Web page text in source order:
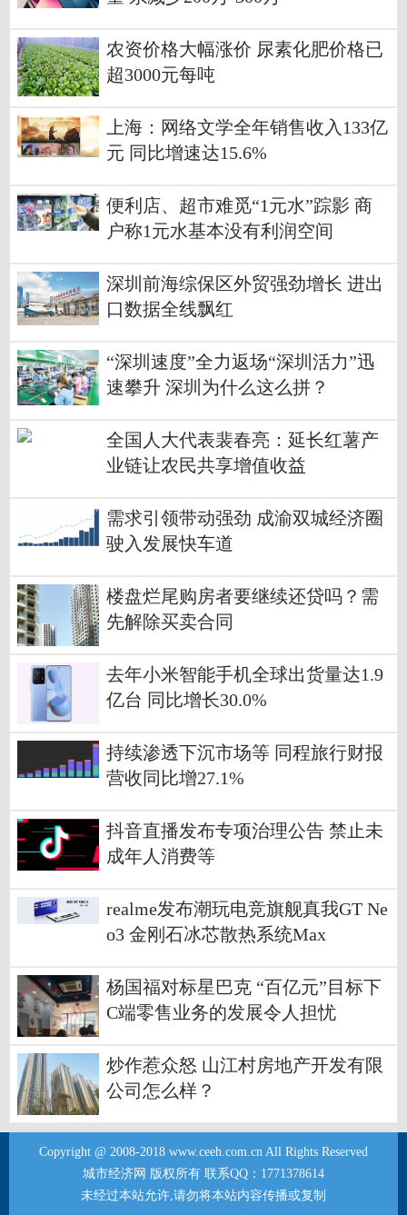
农资价格大幅涨价 尿素化肥价格已
超3000元每吨
上海：网络文学全年销售收入133亿
元 同比增速达15.6%
便利店、超市难觅“1元水”踪影 商
户称1元水基本没有利润空间
深圳前海综保区外贸强劲增长 进出
口数据全线飘红
“深圳速度”全力返场“深圳活力”迅
速攀升 深圳为什么这么拼？
全国人大代表裴春亮：延长红薯产
业链让农民共享增值收益
需求引领带动强劲 成渝双城经济圈
驶入发展快车道
楼盘烂尾购房者要继续还贷吗？需
先解除买卖合同
去年小米智能手机全球出货量达1.9
亿台 同比增长30.0%
持续渗透下沉市场等 同程旅行财报
营收同比增27.1%
抖音直播发布专项治理公告 禁止未
成年人消费等
realme发布潮玩电竞旗舰真我GT Ne
o3 金刚石冰芯散热系统Max
杨国福对标星巴克 “百亿元”目标下
C端零售业务的发展令人担忧
炒作惹众怒 山江村房地产开发有限
公司怎么样？
Copyright @ 2008-2018 www.ceeh.com.cn All Rights Reserved
城市经济网 版权所有 联系QQ：1771378614
未经过本站允许,请勿将本站内容传播或复制